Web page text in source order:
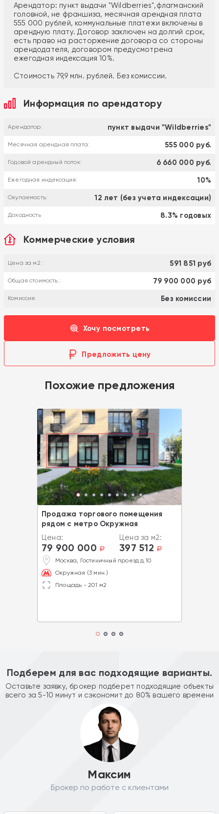
Арендатор: пункт выдачи "Wildberries",флагманский
головной, не франшиза, месячная арендная плата
555 000 рублей, коммунальные платежи включены в
арендную плату. Договор заключен на долгий срок,
есть право на расторжение договора со стороны
арендодателя, договором предусмотрена
ежегодная индексация 10%.
Стоимость 79,9 млн. рублей. Без комиссии.
Информация по арендатору
Арендатор: пункт выдачи "Wildberries"
Месячная арендная плата: 555 000 руб.
Годовой арендный поток: 6 660 000 руб.
Ежегодная индексация: 10%
Окупаемость: 12 лет (без учета индексации)
Доходность 8.3% годовых
Коммерческие условия
Цена за м2 : 591 851 руб
Общая стоимость : 79 900 000 руб
Комиссия: Без комиссии
Хочу посмотреть
Предложить цену
Похожие предложения
Продажа торгового помещения
рядом с метро Окружная
Цена:
79 900 000 a
Цена за м2:
397 512 a
Москва, Гостиничный проезд д.10
Окружная (3 мин.)
Площадь - 201 м2
Подберем для вас подходящие варианты.
Оставьте заявку, брокер подберет подходящие объекты
всего за 5-10 минут и сэкономит до 80% вашего времени
Максим
Брокер по работе с клиентами